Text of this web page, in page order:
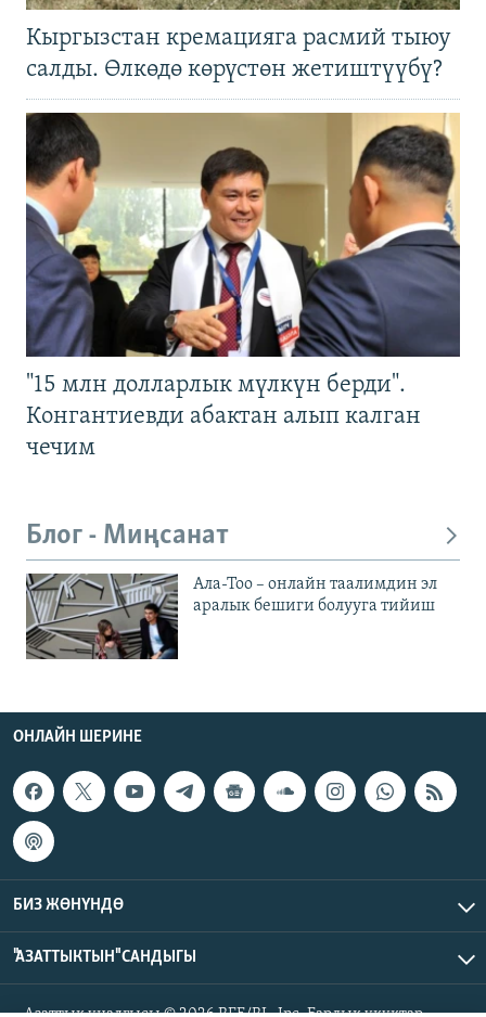
Кыргызстан кремацияга расмий тыюу
салды. Өлкөдө көрүстөн жетиштүүбү?
"15 млн долларлык мүлкүн берди".
Конгантиевди абактан алып калган
чечим
Блог - Миңсанат
Ала-Тоо – онлайн таалимдин эл
аралык бешиги болууга тийиш
ОНЛАЙН ШЕРИНЕ
БИЗ ЖӨНҮНДӨ
"АЗАТТЫКТЫН" САНДЫГЫ